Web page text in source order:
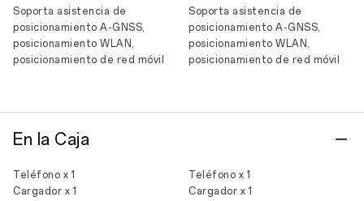
Soporta asistencia de
posicionamiento A-GNSS,
posicionamiento WLAN,
posicionamiento de red móvil
Soporta asistencia de
posicionamiento A-GNSS,
posicionamiento WLAN,
posicionamiento de red móvil
En la Caja
Teléfono x 1
Cargador x 1
Teléfono x 1
Cargador x 1